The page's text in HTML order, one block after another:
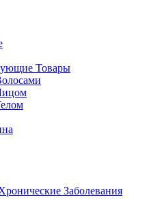
Товары
Заболевания